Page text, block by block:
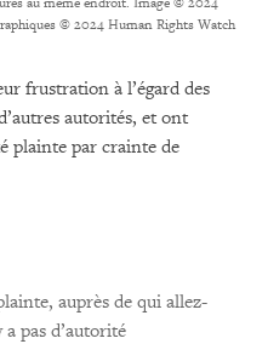
© 2024 Human Rights Watch
frustration à l’égard des
autorités, et ont
plainte par crainte de
auprès de qui allez-
pas d’autorité